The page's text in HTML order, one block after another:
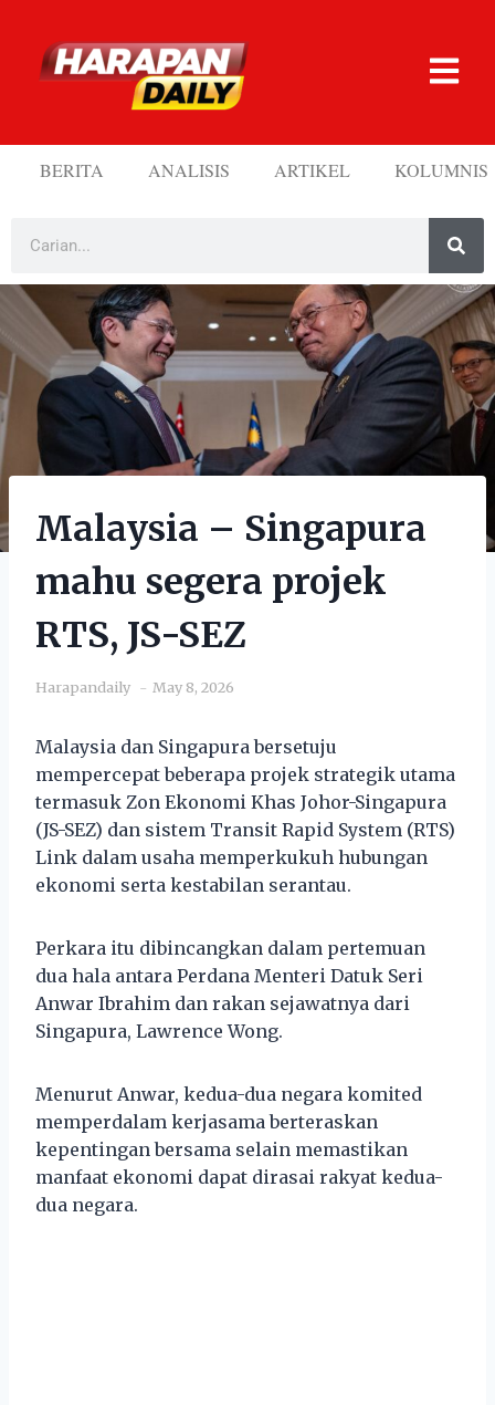
BERITA ANALISIS ARTIKEL KOLUMNIS
Malaysia – Singapura
mahu segera projek
RTS, JS-SEZ
Harapandaily May 8, 2026
Malaysia dan Singapura bersetuju
mempercepat beberapa projek strategik utama
termasuk Zon Ekonomi Khas Johor-Singapura
(JS-SEZ) dan sistem Transit Rapid System (RTS)
Link dalam usaha memperkukuh hubungan
ekonomi serta kestabilan serantau.
Perkara itu dibincangkan dalam pertemuan
dua hala antara Perdana Menteri Datuk Seri
Anwar Ibrahim dan rakan sejawatnya dari
Singapura, Lawrence Wong.
Menurut Anwar, kedua-dua negara komited
memperdalam kerjasama berteraskan
kepentingan bersama selain memastikan
manfaat ekonomi dapat dirasai rakyat kedua-
dua negara.